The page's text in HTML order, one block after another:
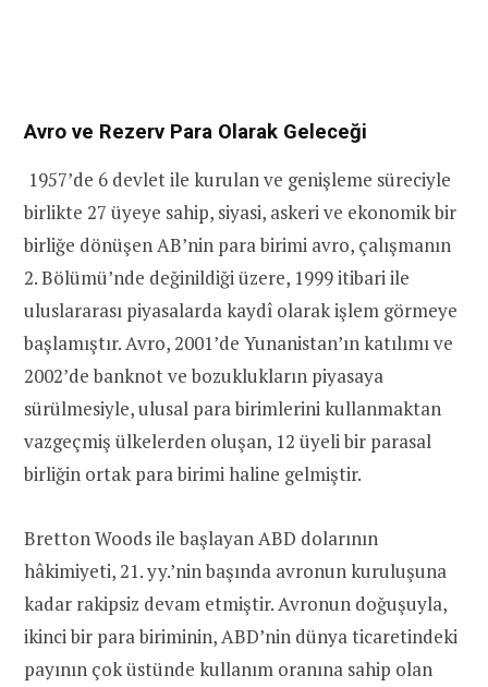
Avro ve Rezerv Para Olarak Geleceği
1957’de 6 devlet ile kurulan ve genişleme süreciyle
birlikte 27 üyeye sahip, siyasi, askeri ve ekonomik bir
birliğe dönüşen AB’nin para birimi avro, çalışmanın
2. Bölümü’nde değinildiği üzere, 1999 itibari ile
uluslararası piyasalarda kaydî olarak işlem görmeye
başlamıştır. Avro, 2001’de Yunanistan’ın katılımı ve
2002’de banknot ve bozuklukların piyasaya
sürülmesiyle, ulusal para birimlerini kullanmaktan
vazgeçmiş ülkelerden oluşan, 12 üyeli bir parasal
birliğin ortak para birimi haline gelmiştir.
Bretton Woods ile başlayan ABD dolarının
hâkimiyeti, 21. yy.’nin başında avronun kuruluşuna
kadar rakipsiz devam etmiştir. Avronun doğuşuyla,
ikinci bir para biriminin, ABD’nin dünya ticaretindeki
payının çok üstünde kullanım oranına sahip olan